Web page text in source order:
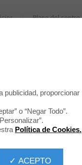
Plano del centro
publicidad, proporcionar
o “Negar Todo”.
Política de Cookies.
✓ ACEPTO